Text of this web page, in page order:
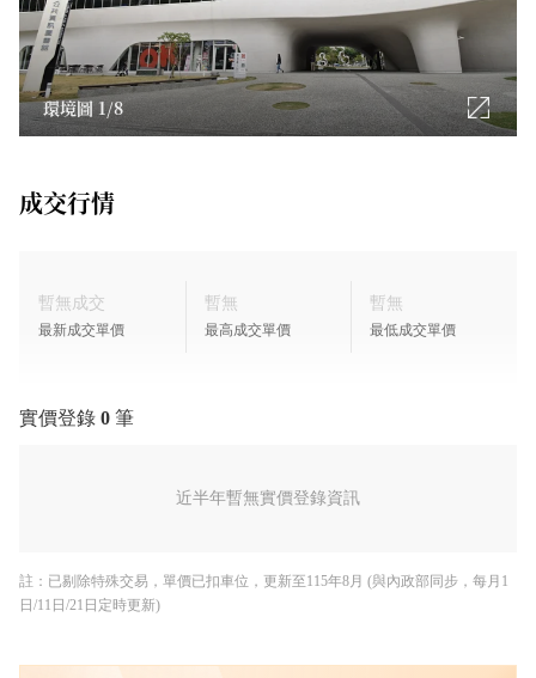
敷使用時之彈性發展潛力。並完整配設1、2樓之照明電源及
開關插座,提供客戶最簡便
之擴充便利性。多層次照明室內各處空間,均考量各式需求,
除主燈光之外,也完整預留壁燈、坎燈等等的電源供應,滿足
客戶不同規劃上的需求。
預留220V高壓供應電源管路,提供客戶自設充電椿時之配線
門口多功整合設計為了塑造整體簡潔大器之入口意象,整合
低壓電箱、門口視訊對講機、四座獨立信箱、置物櫃,滿足
每一個房間都配設人臉辨識智慧門鎖,開門方式包括:人臉辨
入、門卡感應輸入、傳統式鑰匙開門。門鎖上的攝影機,同
時也是貓眼監視器,可將門外的影像,顯示在內門鎖的液晶螢
2.電梯智慧樓控系統設有智慧樓控系統,管制電梯樓層按鈕。
環境圖 1/8
成交行情
暫無成交
最新成交單價
暫無
最高成交單價
暫無
最低成交單價
實價登錄 0 筆
近半年暫無實價登錄資訊
註：已剔除特殊交易，單價已扣車位，更新至115年8月 (與內政部同步，每月1
日/11日/21日定時更新)